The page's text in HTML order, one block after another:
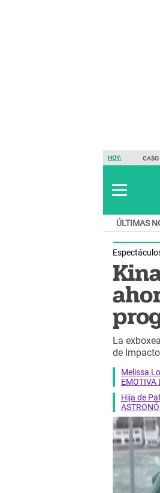
HOY:
ÚLTIMAS
La
de
Melissa
EMOTIVA
Hija de